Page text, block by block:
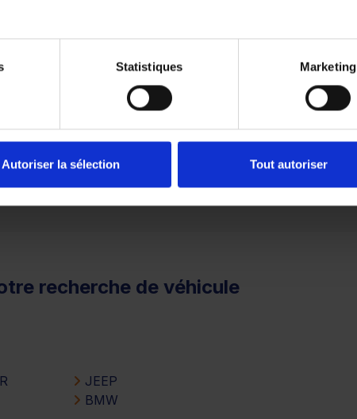
Statistiques Marketing
Autoriser la sélection Tout autoriser
capacités de remboursement avant de vous engager.
recherche de véhicule
JEEP
BMW